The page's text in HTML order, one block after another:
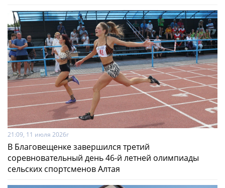
21:09, 11 июля 2026г
В Благовещенке завершился третий
соревновательный день 46-й летней олимпиады
сельских спортсменов Алтая